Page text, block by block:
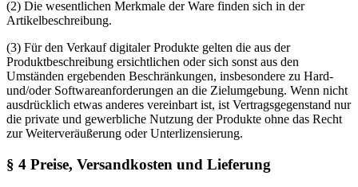
(2) Die wesentlichen Merkmale der Ware finden sich in der
Artikelbeschreibung.
(3) Für den Verkauf digitaler Produkte gelten die aus der
Produktbeschreibung ersichtlichen oder sich sonst aus den
Umständen ergebenden Beschränkungen, insbesondere zu Hard-
und/oder Softwareanforderungen an die Zielumgebung. Wenn nicht
ausdrücklich etwas anderes vereinbart ist, ist Vertragsgegenstand nur
die private und gewerbliche Nutzung der Produkte ohne das Recht
zur Weiterveräußerung oder Unterlizensierung.
§ 4 Preise, Versandkosten und Lieferung